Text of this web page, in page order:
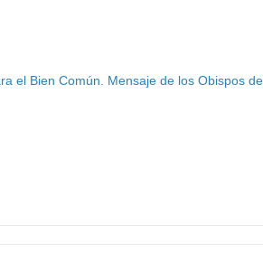
el Bien Común. Mensaje de los Obispos